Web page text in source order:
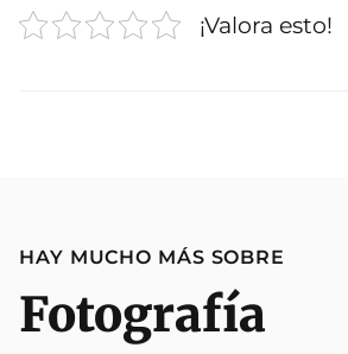
¡Valora esto!
HAY MUCHO MÁS SOBRE
Fotografía